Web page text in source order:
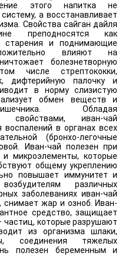
этого напитка не
а восстанавливает
Свойства сайган дайля
преподносятся как
старения и поднимающие
влияют на
болезнетворную
числе стрептококки,
дифтерийную палочку и
в норму слизистую
обмен веществ и
Обладая
свойствами, иван-чай
в органах всех
(бронхо-легочные
Иван-чай полезен при
микроэлементы, которые
общему укреплению
повышает иммунитет и
различных
заболеваниях иван-чай
снимает жар и озноб. Иван-
средство, защищает
частиц, которые разрушают
из организма шлаки,
соединения тяжелых
полезен беременным и